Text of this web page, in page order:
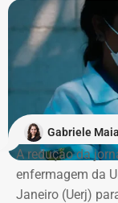
Gabriele Maia
A redução da
enfermagem da
Janeiro (Uerj)